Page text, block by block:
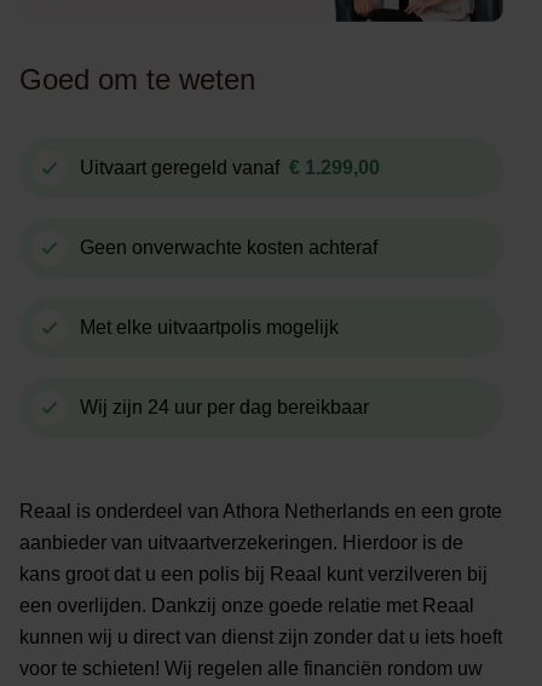
Reaal is onderdeel van Athora Netherlands en een grote
aanbieder van uitvaartverzekeringen. Hierdoor is de
kans groot dat u een polis bij Reaal kunt verzilveren bij
een overlijden. Dankzij onze goede relatie met Reaal
kunnen wij u direct van dienst zijn zonder dat u iets hoeft
voor te schieten! Wij regelen alle financiën rondom uw
Goed om te weten
Uitvaart geregeld vanaf € 1.299,00
Geen onverwachte kosten achteraf
Met elke uitvaartpolis mogelijk
Wij zijn 24 uur per dag bereikbaar